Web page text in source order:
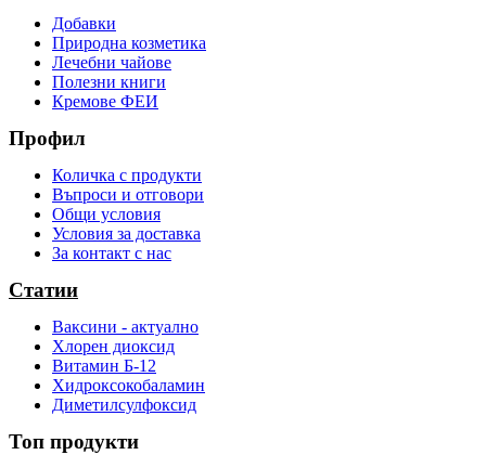
Добавки
Природна козметика
Лечебни чайове
Полезни книги
Кремове ФЕИ
Профил
Количка с продукти
Въпроси и отговори
Общи условия
Условия за доставка
За контакт с нас
Статии
Ваксини - актуално
Хлорен диоксид
Витамин Б-12
Хидроксокобаламин
Диметилсулфоксид
Топ продукти